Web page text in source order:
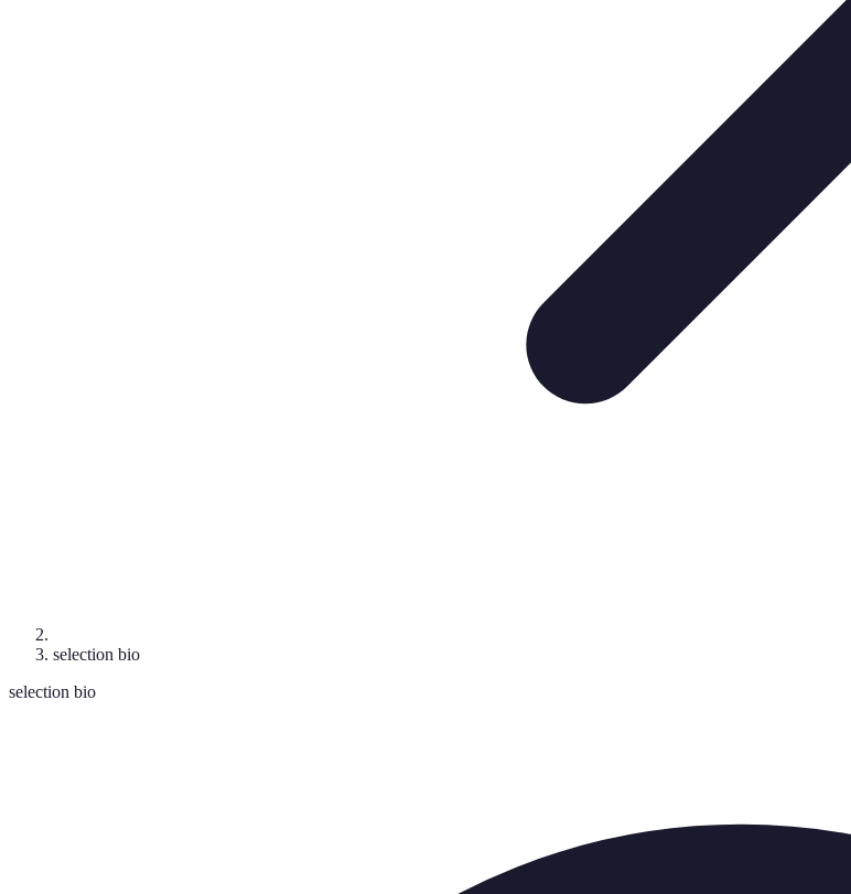
selection bio
selection bio